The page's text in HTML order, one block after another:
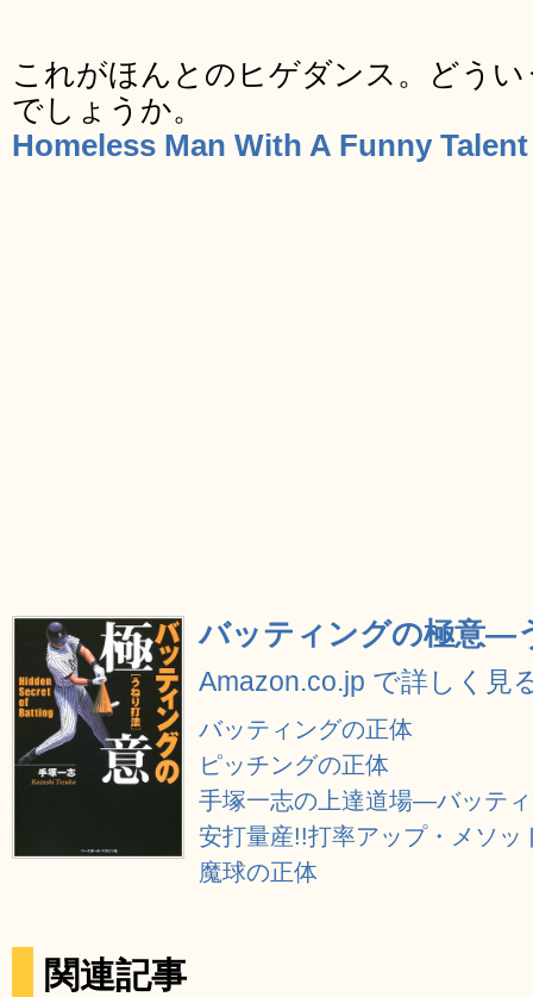
これがほんとのヒゲダンス。どう
でしょうか。
Homeless Man With A Funny
バッティングの極意―
Amazon.co.jp で詳しく見
バッティングの正体
ピッチングの正体
手塚一志の上達道場―バッテ
安打量産!!打率アップ・メソッ
魔球の正体
関連記事